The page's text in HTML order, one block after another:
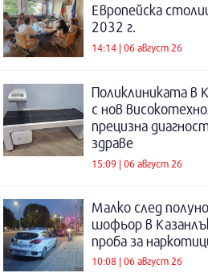
Европейска
2032 г.
14:14 | 06 август 26
Поликлиниката в
с нов
прецизна
здраве
15:09 | 06 август 26
Малко след
шофьор в
проба за
10:08 | 06 август 26